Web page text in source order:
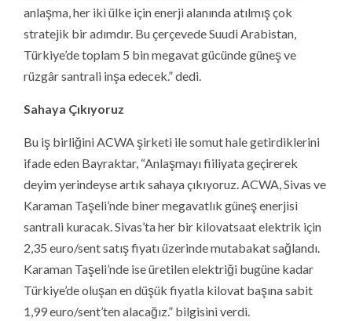
anlaşma, her iki ülke için enerji alanında atılmış çok
stratejik bir adımdır. Bu çerçevede Suudi Arabistan,
Türkiye’de toplam 5 bin megavat gücünde güneş ve
rüzgâr santrali inşa edecek.” dedi.
Sahaya Çıkıyoruz
Bu iş birliğini ACWA şirketi ile somut hale getirdiklerini
ifade eden Bayraktar, “Anlaşmayı fiiliyata geçirerek
deyim yerindeyse artık sahaya çıkıyoruz. ACWA, Sivas ve
Karaman Taşeli’nde biner megavatlık güneş enerjisi
santrali kuracak. Sivas’ta her bir kilovatsaat elektrik için
2,35 euro/sent satış fiyatı üzerinde mutabakat sağlandı.
Karaman Taşeli’nde ise üretilen elektriği bugüne kadar
Türkiye’de oluşan en düşük fiyatla kilovat başına sabit
1,99 euro/sent’ten alacağız.” bilgisini verdi.